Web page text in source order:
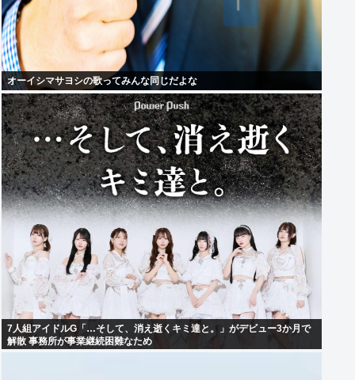
オーイシマサヨシの歌ってみんな同じだよな
7人組アイドルG「…そして、消え逝くキミ達と。」がデビュー3か月で
解散 事務所が事業継続困難なため